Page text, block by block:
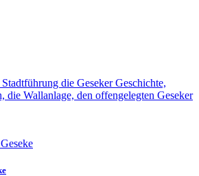
die Geseker Geschichte,
die Wallanlage, den offengelegten Geseker